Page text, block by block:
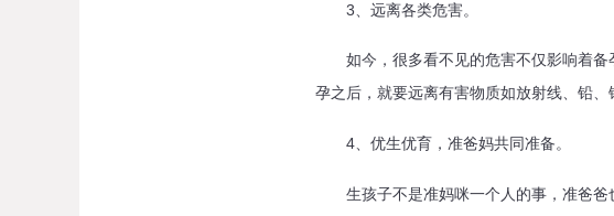
3、远离各类危害。
如今，很多看不见的危害不仅影响着备
孕之后，就要远离有害物质如放射线、铅
4、优生优育，准爸妈共同准备。
生孩子不是准妈咪一个人的事，准爸爸